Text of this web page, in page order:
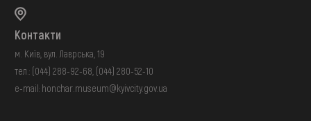
Контакти
м. Київ, вул. Лаврська, 19
тел.: (044) 288-92-68 (044) 280-52-10
e-mail: honchar.museum@kyivcity.gov.ua